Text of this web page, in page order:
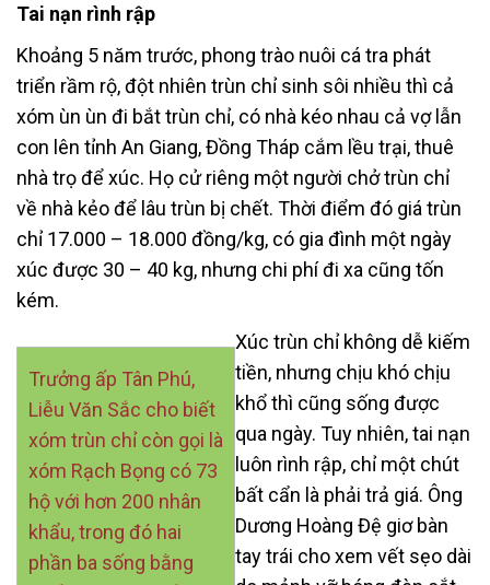
Tai nạn rình rập
Khoảng 5 năm trước, phong trào nuôi cá tra phát
triển rầm rộ, đột nhiên trùn chỉ sinh sôi nhiều thì cả
xóm ùn ùn đi bắt trùn chỉ, có nhà kéo nhau cả vợ lẫn
con lên tỉnh An Giang, Đồng Tháp cắm lều trại, thuê
nhà trọ để xúc. Họ cử riêng một người chở trùn chỉ
về nhà kẻo để lâu trùn bị chết. Thời điểm đó giá trùn
chỉ 17.000 – 18.000 đồng/kg, có gia đình một ngày
xúc được 30 – 40 kg, nhưng chi phí đi xa cũng tốn
kém.
Trưởng ấp Tân Phú,
Liễu Văn Sắc cho biết
xóm trùn chỉ còn gọi là
xóm Rạch Bọng có 73
hộ với hơn 200 nhân
khẩu, trong đó hai
phần ba sống bằng
Xúc trùn chỉ không dễ kiếm
tiền, nhưng chịu khó chịu
khổ thì cũng sống được
qua ngày. Tuy nhiên, tai nạn
luôn rình rập, chỉ một chút
bất cẩn là phải trả giá. Ông
Dương Hoàng Đệ giơ bàn
tay trái cho xem vết sẹo dài